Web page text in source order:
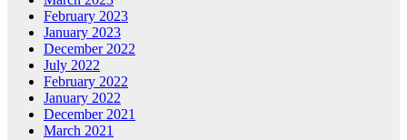
February 2023
January 2023
December 2022
July 2022
February 2022
January 2022
December 2021
March 2021